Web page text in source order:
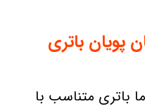
باتری متناسب با
پویان باتری